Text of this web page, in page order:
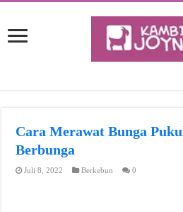
Cara Merawat Bunga
Berbunga
Juli 8, 2022 Berkebun 0